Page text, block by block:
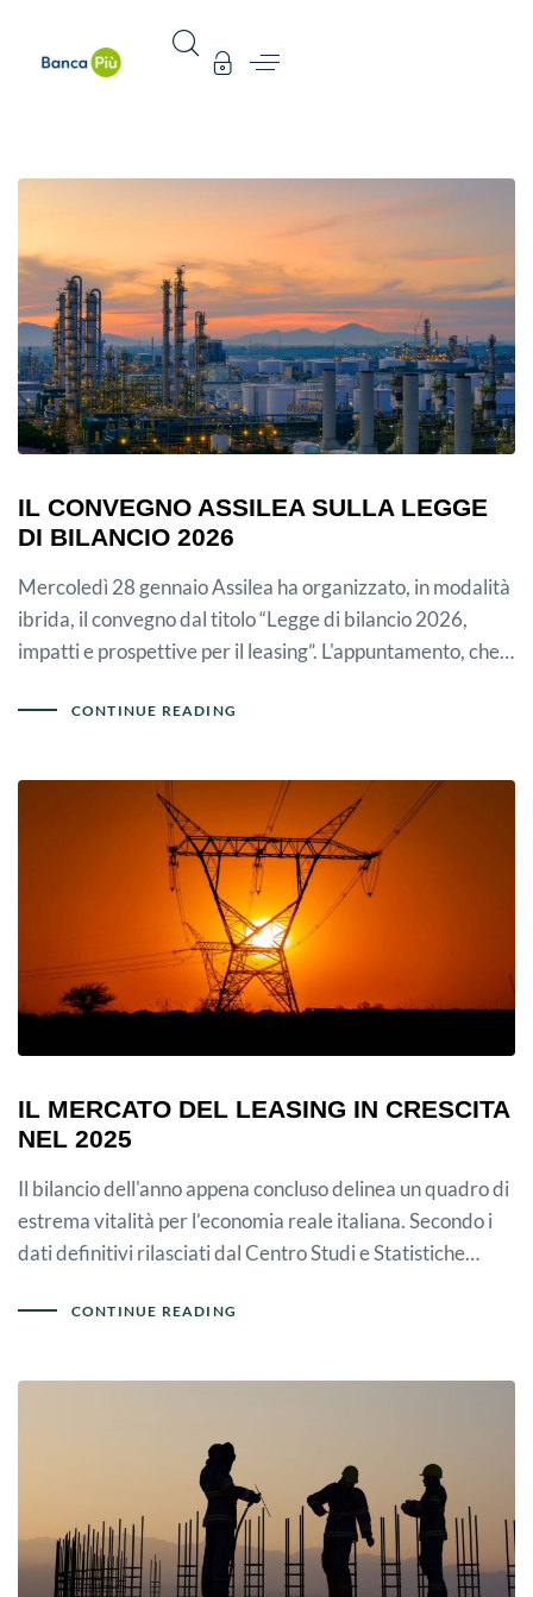
IL CONVEGNO ASSILEA SULLA LEGGE
DI BILANCIO 2026
Mercoledì 28 gennaio Assilea ha organizzato, in modalità
ibrida, il convegno dal titolo “Legge di bilancio 2026,
impatti e prospettive per il leasing”. L'appuntamento, che…
CONTINUE READING
IL MERCATO DEL LEASING IN CRESCITA
NEL 2025
Il bilancio dell'anno appena concluso delinea un quadro di
estrema vitalità per l’economia reale italiana. Secondo i
dati definitivi rilasciati dal Centro Studi e Statistiche…
CONTINUE READING